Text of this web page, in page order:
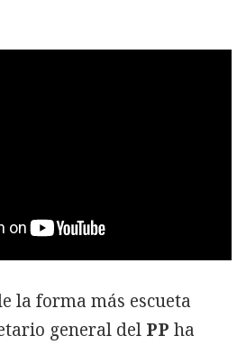
la forma más escueta
general del PP ha